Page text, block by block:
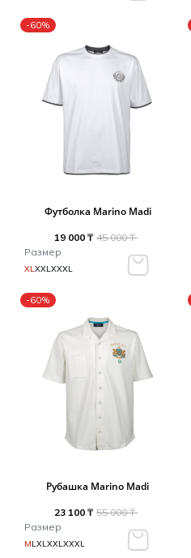
-60%
Футболка Marino Madi
19 000 ₸ 45 000 ₸
Размер
XLXXLXXXL
-60%
Рубашка Marino Madi
23 100 ₸ 55 000 ₸
Размер
MLXLXXLXXXL